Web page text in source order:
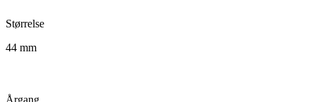
Størrelse
44 mm
Årgang